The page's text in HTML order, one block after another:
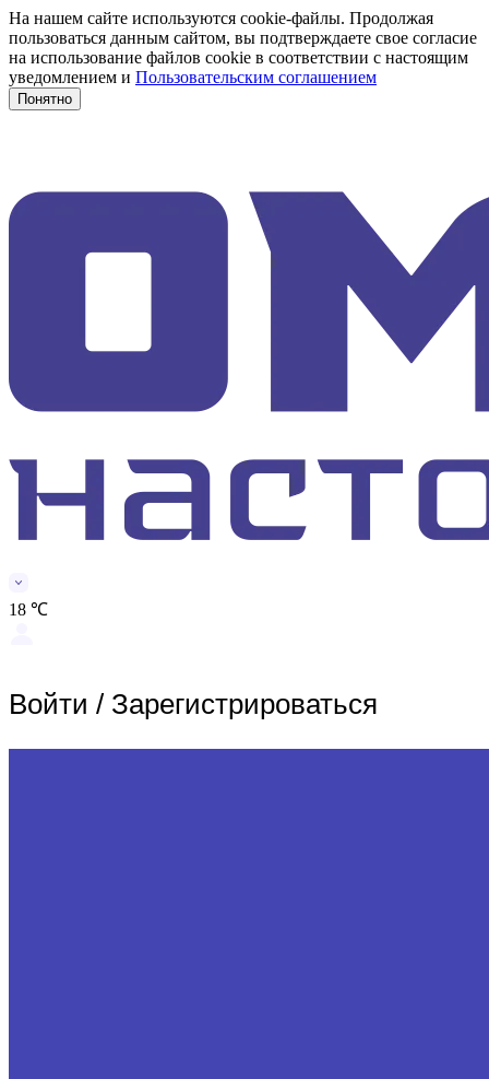
На нашем сайте используются cookie-файлы. Продолжая
пользоваться данным сайтом, вы подтверждаете свое согласие
на использование файлов cookie в соответствии с настоящим
уведомлением и Пользовательским соглашением
Понятно
18 ℃
Войти / Зарегистрироваться